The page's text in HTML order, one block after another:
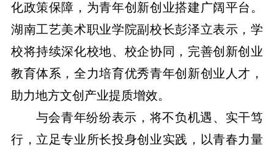
化政策保障，为青年创新创业搭建广阔平台。
湖南工艺美术职业学院副校长彭泽立表示，学
校将持续深化校地、校企协同，完善创新创业
教育体系，全力培育优秀青年创新创业人才，
助力地方文创产业提质增效。
与会青年纷纷表示，将不负机遇、实干笃
行，立足专业所长投身创业实践，以青春力量